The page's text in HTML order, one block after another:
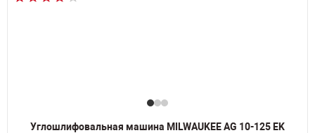
Углошлифовальная машина MILWAUKEE AG 10-125 EK